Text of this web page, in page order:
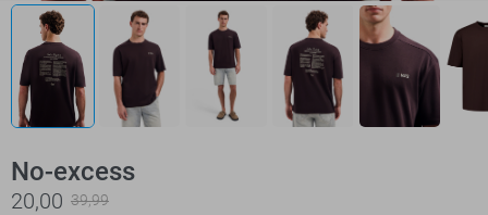
No-excess
20,00 39,99